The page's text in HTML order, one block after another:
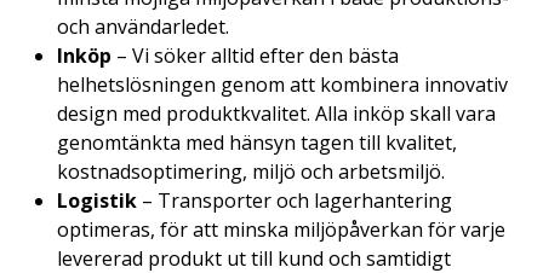
och användarledet.
Inköp – Vi söker alltid efter den bästa
helhetslösningen genom att kombinera innovativ
design med produktkvalitet. Alla inköp skall vara
genomtänkta med hänsyn tagen till kvalitet,
kostnadsoptimering, miljö och arbetsmiljö.
Logistik – Transporter och lagerhantering
optimeras, för att minska miljöpåverkan för varje
levererad produkt ut till kund och samtidigt